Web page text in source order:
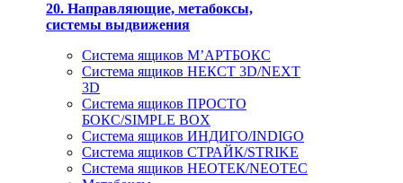
20. Направляющие, метабоксы,
системы выдвижения
Система ящиков М’АРТБОКС
Система ящиков НЕКСТ 3D/NEXT
3D
Система ящиков ПРОСТО
БОКС/SIMPLE BOX
Система ящиков ИНДИГО/INDIGO
Система ящиков СТРАЙК/STRIKE
Система ящиков НЕОТЕК/NEOTEC